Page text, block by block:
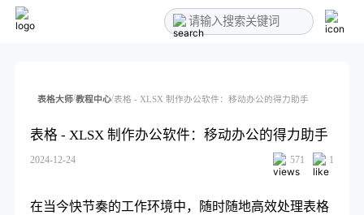
表格大师/教程中心/表格 - XLSX 制作办公软件：移动办公的得力助手
表格 - XLSX 制作办公软件：移动办公的得力助手
2024-12-24 571 1
在当今快节奏的工作环境中，随时随地高效处理表格